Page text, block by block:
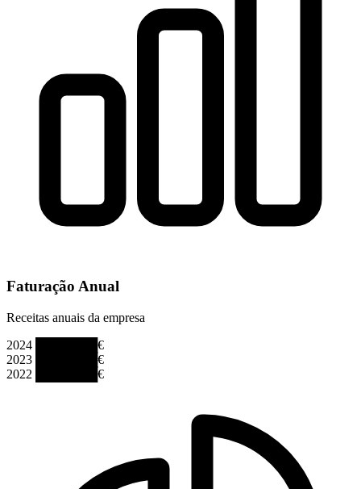
Faturação Anual
Receitas anuais da empresa
2024
███████€
2023
███████€
2022
███████€